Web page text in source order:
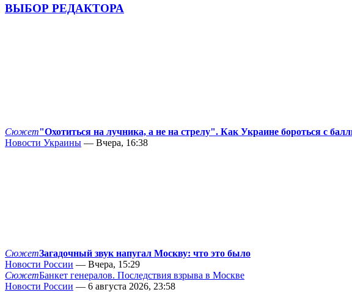
ВЫБОР РЕДАКТОРА
Сюжет"Охотиться на лучника, а не на стрелу". Как Украине бороться с
Новости Украины — Вчера, 16:38
СюжетЗагадочный звук напугал Москву: что это было
Новости России — Вчера, 15:29
СюжетБанкет генералов. Последствия взрыва в Москве
Новости России — 6 августа 2026, 23:58